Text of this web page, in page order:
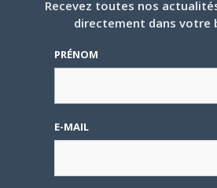
sous la forme d’unone-shotqui
publié dans le magazine. L’année
Mashima, le créateur deFairy Tail, qui
Cliquez Cliquez Cliquez
Recevez toutes nos
directement dans votre
PRÉNOM
E-MAIL